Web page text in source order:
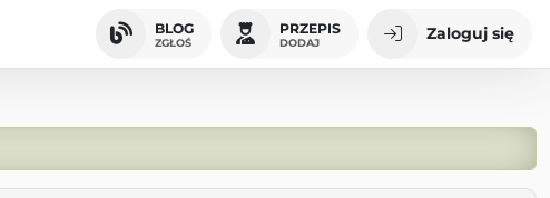
BLOG
ZGŁOŚ
PRZEPIS
DODAJ Zaloguj się